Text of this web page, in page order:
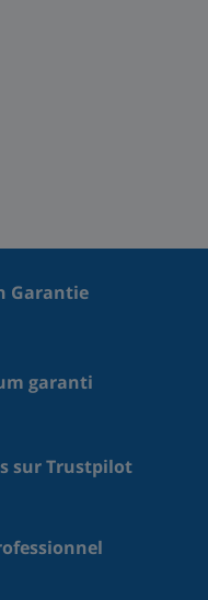
Garantie
garanti
sur Trustpilot